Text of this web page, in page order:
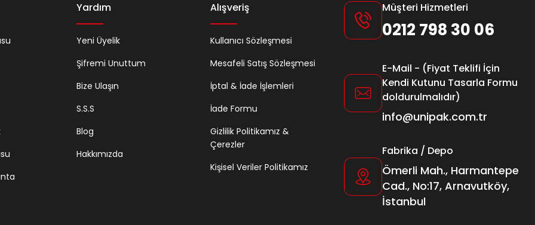
Yardım
Yeni Üyelik
Şifremi Unuttum
Bize Ulaşın
S.S.S
Blog
Hakkımızda
Alışveriş
Kullanıcı Sözleşmesi
Mesafeli Satış Sözleşmesi
İptal & İade İşlemleri
İade Formu
Gizlilik Politikamız &
Çerezler
Kişisel Veriler Politikamız
Müşteri Hizmetleri
0212 798 30 06
E-Mail - (Fiyat Teklifi İçin
Kendi Kutunu Tasarla Formu
doldurulmalıdır)
info@unipak.com.tr
Fabrika / Depo
Ömerli Mah., Harmantepe
Cad., No:17, Arnavutköy,
İstanbul